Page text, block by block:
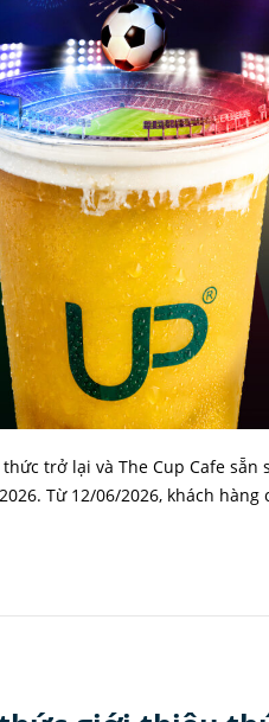
trở lại và The Cup Cafe
Từ 12/06/2026, khách